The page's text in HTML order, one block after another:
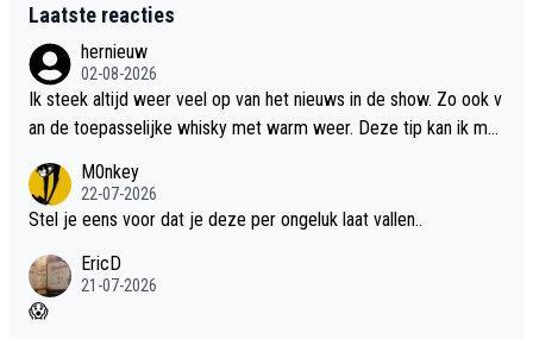
Laatste reacties
hernieuw
02-08-2026
Ik steek altijd weer veel op van het nieuws in de show. Zo ook v
an de toepasselijke whisky met warm weer. Deze tip kan ik met
M0nkey
22-07-2026
Stel je eens voor dat je deze per ongeluk laat vallen..
EricD
21-07-2026
😱